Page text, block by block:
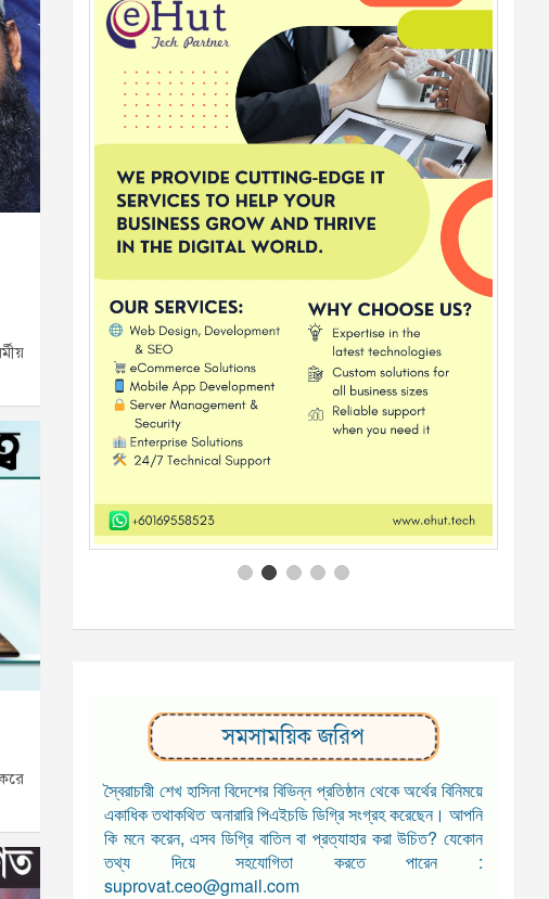
সমসাময়িক জরিপ
স্বৈরাচারী শেখ হাসিনা বিদেশের বিভিন্ন প্রতিষ্ঠান থেকে অর্থের বিনিময়ে
একাধিক তথাকথিত অনারারি পিএইচডি ডিগ্রি সংগ্রহ করেছেন। আপনি
কি মনে করেন, এসব ডিগ্রি বাতিল বা প্রত্যাহার করা উচিত? যেকোন
তথ্য দিয়ে সহযোগিতা করতে পারেন :
suprovat.ceo@gmail.com